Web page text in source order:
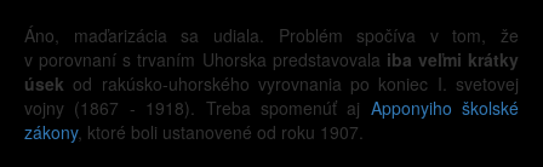
Áno, maďarizácia sa udiala. Problém spočíva v tom, že
v porovnaní s trvaním Uhorska predstavovala iba veľmi krátky
úsek od rakúsko-uhorského vyrovnania po koniec I. svetovej
vojny (1867 - 1918). Treba spomenúť aj Apponyiho školské
zákony, ktoré boli ustanovené od roku 1907.